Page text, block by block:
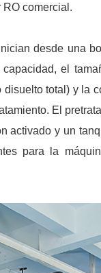
comercial.
desde una
el
total) y la
El
activado y un
para la